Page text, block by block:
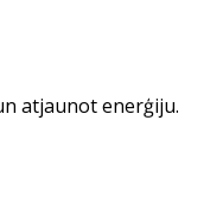
atjaunot enerģiju.